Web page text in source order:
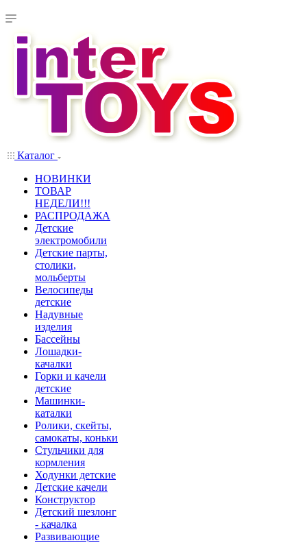
Каталог
НОВИНКИ
ТОВАР
НЕДЕЛИ!!!
РАСПРОДАЖА
Детские
электромобили
Детские парты,
столики,
мольберты
Велосипеды
детские
Надувные
изделия
Бассейны
Лошадки-
качалки
Горки и качели
детские
Машинки-
каталки
Ролики, скейты,
самокаты, коньки
Стульчики для
кормления
Ходунки детские
Детские качели
Конструктор
Детский шезлонг
- качалка
Развивающие